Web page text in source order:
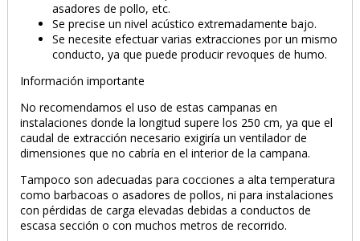
asadores de pollo, etc.
Se precise un nivel acústico extremadamente bajo.
Se necesite efectuar varias extracciones por un mismo
conducto, ya que puede producir revoques de humo.
Información importante
No recomendamos el uso de estas campanas en
instalaciones donde la longitud supere los 250 cm, ya que el
caudal de extracción necesario exigiría un ventilador de
dimensiones que no cabría en el interior de la campana.
Tampoco son adecuadas para cocciones a alta temperatura
como barbacoas o asadores de pollos, ni para instalaciones
con pérdidas de carga elevadas debidas a conductos de
escasa sección o con muchos metros de recorrido.